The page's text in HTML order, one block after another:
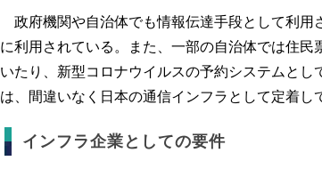
政府機関や自治体でも情報伝達手段として利用
に利用されている。また、一部の自治体では住民
いたり、新型コロナウイルスの予約システムと
は、間違いなく日本の通信インフラとして定着し
インフラ企業としての要件